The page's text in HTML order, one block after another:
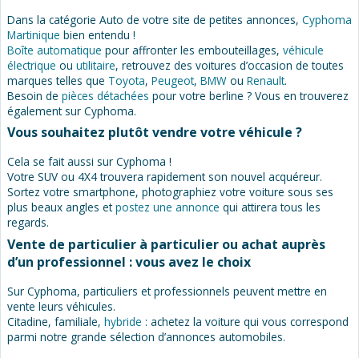
Dans la catégorie Auto de votre site de petites annonces, Cyphoma
Martinique bien entendu !
Boîte automatique pour affronter les embouteillages, véhicule
électrique ou utilitaire, retrouvez des voitures d’occasion de toutes
marques telles que Toyota, Peugeot, BMW ou Renault.
Besoin de pièces détachées pour votre berline ? Vous en trouverez
également sur Cyphoma.
Vous souhaitez plutôt vendre votre véhicule ?
Cela se fait aussi sur Cyphoma !
Votre SUV ou 4X4 trouvera rapidement son nouvel acquéreur.
Sortez votre smartphone, photographiez votre voiture sous ses
plus beaux angles etpostez une annonce qui attirera tous les
regards.
Vente de particulier à particulier ou achat auprès
d’un professionnel : vous avez le choix
Sur Cyphoma, particuliers et professionnels peuvent mettre en
vente leurs véhicules.
Citadine, familiale, hybride : achetez la voiture qui vous correspond
parmi notre grande sélection d’annonces automobiles.